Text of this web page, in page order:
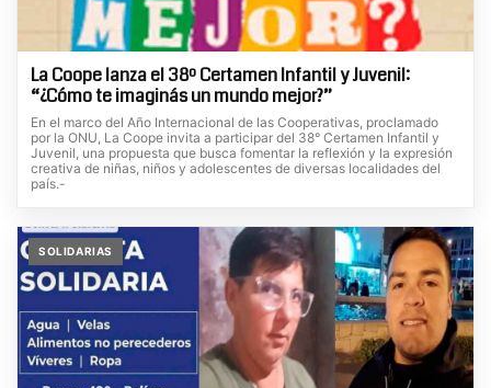
La Coope lanza el 38º Certamen Infantil y Juvenil:
“¿Cómo te imaginás un mundo mejor?”
En el marco del Año Internacional de las Cooperativas, proclamado
por la ONU, La Coope invita a participar del 38° Certamen Infantil y
Juvenil, una propuesta que busca fomentar la reflexión y la expresión
creativa de niñas, niños y adolescentes de diversas localidades del
país.-
SOLIDARIAS